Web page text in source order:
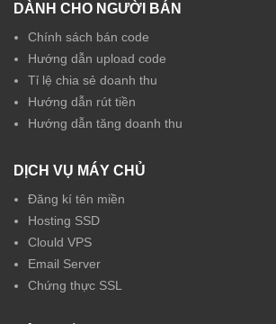
DÀNH CHO NGƯỜI BÁN
Chính sách bán code
Hướng dẫn upload code
Tỉ lệ chia sẻ doanh thu
Hướng dẫn rút tiền
Hướng dẫn tăng doanh thu
DỊCH VỤ MÁY CHỦ
Đăng kí tên miền
Hosting SSD
Clould VPS
Email Server
Chứng thực SSL